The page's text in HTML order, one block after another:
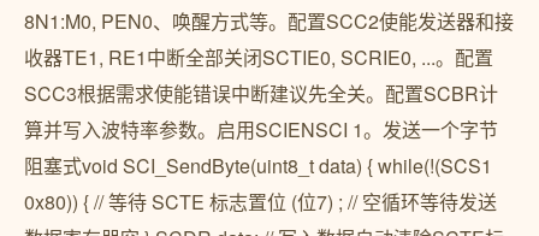
8N1:M0, PEN0、唤醒方式等。配置SCC2使能发送器和接
收器TE1, RE1中断全部关闭SCTIE0, SCRIE0, ...。配置
SCC3根据需求使能错误中断建议先全关。配置SCBR计
算并写入波特率参数。启用SCIENSCI 1。发送一个字节
阻塞式void SCI_SendByte(uint8_t data) { while(!(SCS1
0x80)) { // 等待 SCTE 标志置位 (位7) ; // 空循环等待发送